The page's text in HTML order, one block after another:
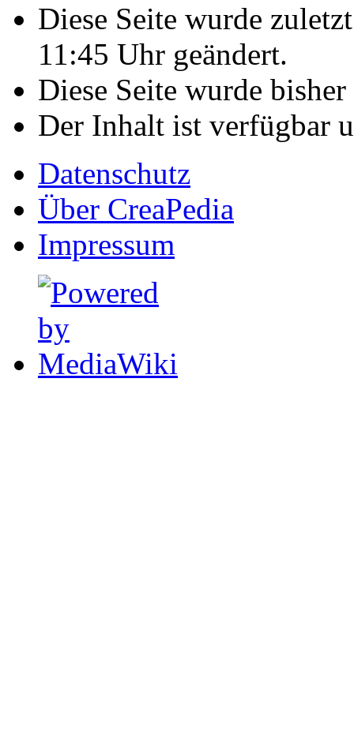
Diese Seite wurde
11:45 Uhr geändert.
Diese Seite wurde
Der Inhalt ist verfügbar
Datenschutz
Über CreaPedia
Impressum